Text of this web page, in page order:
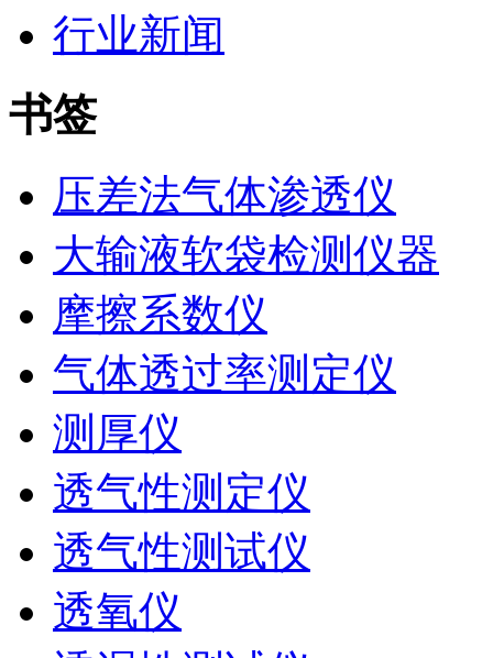
行业新闻
书签
压差法气体渗透仪
大输液软袋检测仪器
摩擦系数仪
气体透过率测定仪
测厚仪
透气性测定仪
透气性测试仪
透氧仪